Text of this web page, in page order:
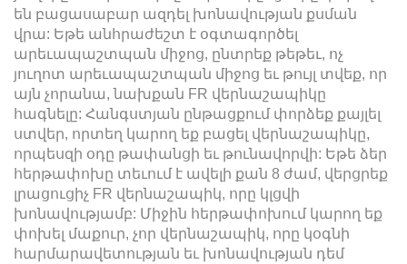
են բացասաբար ազդել խոնավության քսման
վրա: Եթե անհրաժեշտ է օգտագործել
արեւապաշտպան միջոց, ընտրեք թեթեւ, ոչ
յուղոտ արեւապաշտպան միջոց եւ թույլ տվեք, որ
այն չորանա, նախքան FR վերնաշապիկը
հագնելը: Հանգստյան ընթացքում փորձեք քայլել
ստվեր, որտեղ կարող եք բացել վերնաշապիկը,
որպեսզի օդը թափանցի եւ թունավորվի: Եթե ձեր
հերթափոխը տեւում է ավելի քան 8 ժամ, վերցրեք
լրացուցիչ FR վերնաշապիկ, որը կլցվի
խոնավությամբ: Միջին հերթափոխում կարող եք
փոխել մաքուր, չոր վերնաշապիկ, որը կօգնի
հարմարավետության եւ խոնավության դեմ